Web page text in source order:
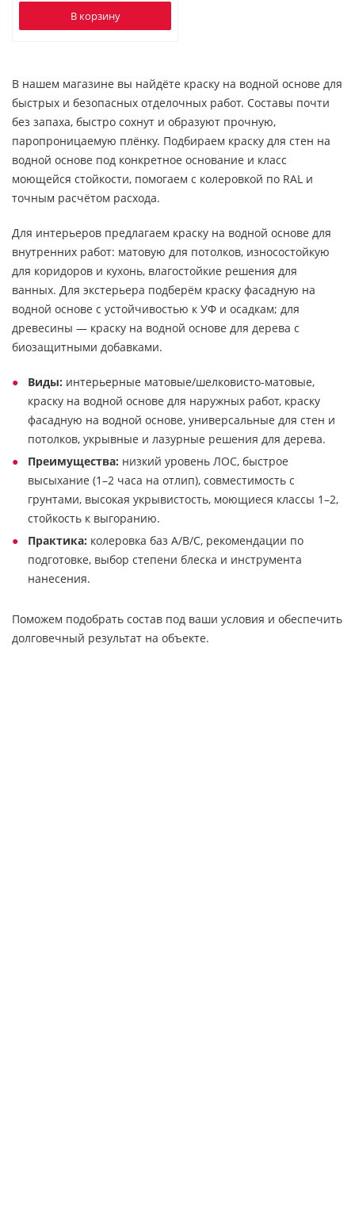
В корзину
В нашем магазине вы найдёте краску на водной основе для
быстрых и безопасных отделочных работ. Составы почти
без запаха, быстро сохнут и образуют прочную,
паропроницаемую плёнку. Подбираем краску для стен на
водной основе под конкретное основание и класс
моющейся стойкости, помогаем с колеровкой по RAL и
точным расчётом расхода.
Для интерьеров предлагаем краску на водной основе для
внутренних работ: матовую для потолков, износостойкую
для коридоров и кухонь, влагостойкие решения для
ванных. Для экстерьера подберём краску фасадную на
водной основе с устойчивостью к УФ и осадкам; для
древесины — краску на водной основе для дерева с
биозащитными добавками.
Виды: интерьерные матовые/шелковисто-матовые,
краску на водной основе для наружных работ, краску
фасадную на водной основе, универсальные для стен и
потолков, укрывные и лазурные решения для дерева.
Преимущества: низкий уровень ЛОС, быстрое
высыхание (1–2 часа на отлип), совместимость с
грунтами, высокая укрывистость, моющиеся классы 1–2,
стойкость к выгоранию.
Практика: колеровка баз A/B/C, рекомендации по
подготовке, выбор степени блеска и инструмента
нанесения.
Поможем подобрать состав под ваши условия и обеспечить
долговечный результат на объекте.